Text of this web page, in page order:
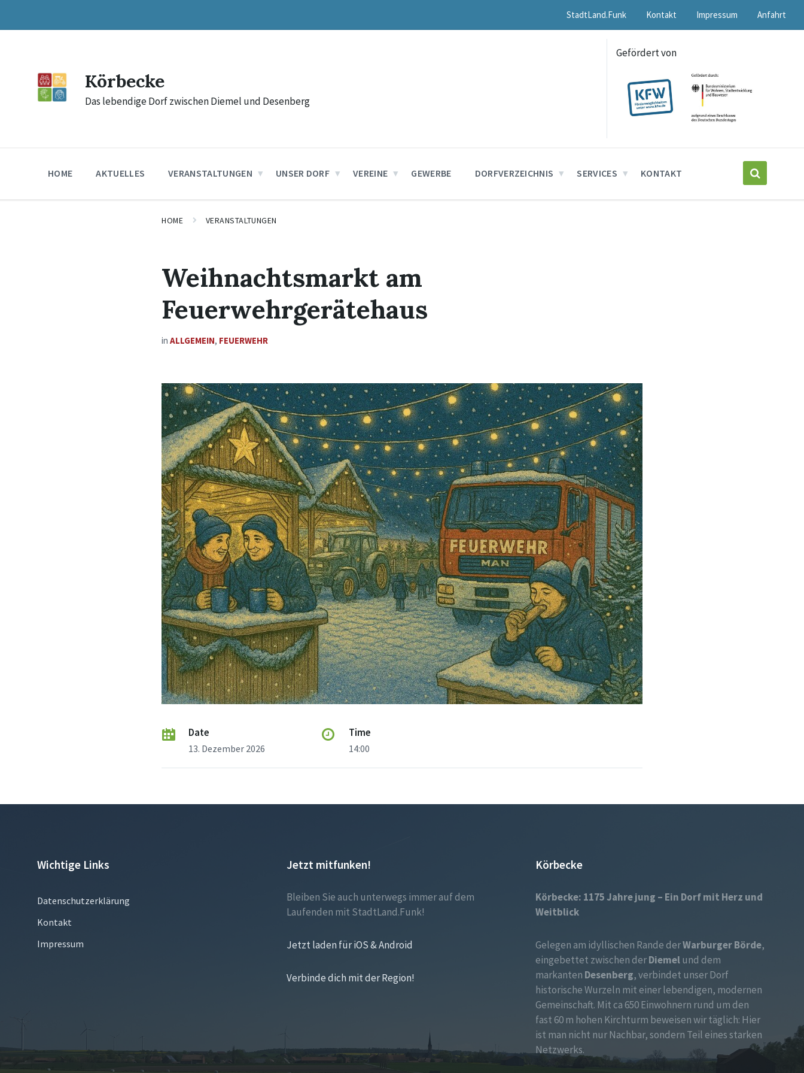
content
main
footer
StadtLand.Funk Kontakt Impressum Anfahrt
Körbecke
Das lebendige Dorf zwischen Diemel und Desenberg
Gefördert von
HOME AKTUELLES VERANSTALTUNGEN UNSER DORF VEREINE GEWERBE DORFVERZEICHNIS SERVICES KONTAKT
HOME VERANSTALTUNGEN
Weihnachtsmarkt am
Feuerwehrgerätehaus
inALLGEMEIN, FEUERWEHR
Date
13. Dezember 2026
Time
14:00
Wichtige Links
Datenschutzerklärung
Kontakt
Impressum
Jetzt mitfunken!
Bleiben Sie auch unterwegs immer auf dem
Laufenden mit StadtLand.Funk!
Jetzt laden für iOS & Android
Verbinde dich mit der Region!
Körbecke
Körbecke: 1175 Jahre jung – Ein Dorf mit Herz und
Weitblick
Gelegen am idyllischen Rande derWarburger Börde,
eingebettet zwischen derDiemelund dem
markanten Desenberg, verbindet unser Dorf
historische Wurzeln mit einer lebendigen, modernen
Gemeinschaft. Mit ca 650 Einwohnern rund um den
fast 60 m hohen Kirchturm beweisen wir täglich: Hier
ist man nicht nur Nachbar, sondern Teil eines starken
Netzwerks.